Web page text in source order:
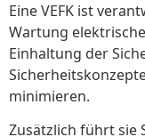
Eine VEFK ist
Wartung
Einhaltung der
minimieren.
Zusätzlich führt sie